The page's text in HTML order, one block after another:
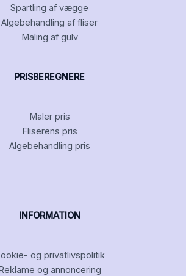
Spartling af vægge
Algebehandling af fliser
Maling af gulv
PRISBEREGNERE
Maler pris
Fliserens pris
Algebehandling pris
INFORMATION
og privatlivspolitik
og annoncering